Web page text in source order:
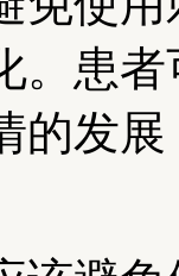
。患
的发